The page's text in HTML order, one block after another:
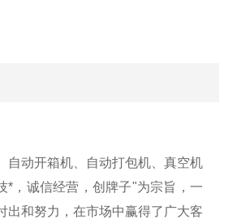
自动开箱机、自动打包机、真空机
*，诚信经营，创牌子"为宗旨，一
出和努力，在市场中赢得了广大客